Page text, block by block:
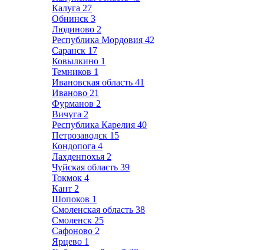
Калуга 27
Обнинск 3
Людиново 2
Республика Мордовия 42
Саранск 17
Ковылкино 1
Темников 1
Ивановская область 41
Иваново 21
Фурманов 2
Вичуга 2
Республика Карелия 40
Петрозаводск 15
Кондопога 4
Лахденпохья 2
Чуйская область 39
Токмок 4
Кант 2
Шопоков 1
Смоленская область 38
Смоленск 25
Сафоново 2
Ярцево 1